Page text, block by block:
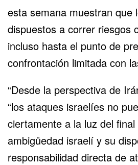
esta semana muestran que
dispuestos a correr riesgos
incluso hasta el punto de
confrontación limitada con
“Desde la perspectiva de
“los ataques israelíes no
ciertamente a la luz del
ambigüedad israelí y su
responsabilidad directa de